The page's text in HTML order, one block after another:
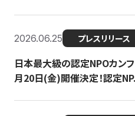
2026.06.25 プレスリリース
日本最大級の認定NPOカン
月20日(金)開催決定！認定